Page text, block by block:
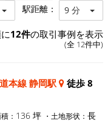
駅距離： 9 分
12件の取引事例を表示
(全 12件中)
本線 静岡駅
徒歩 8
： 136 坪 ・土地形状： 長